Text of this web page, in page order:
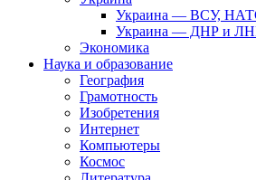
Украина — ВСУ,
Украина — ДНР и
Экономика
Наука и образование
География
Грамотность
Изобретения
Интернет
Компьютеры
Космос